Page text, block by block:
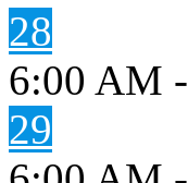
28
6:00 AM -
29